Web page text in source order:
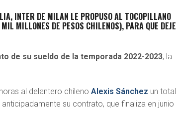
INTER DE MILAN LE PROPUSO AL TOCOPILLANO
MILLONES DE PESOS CHILENOS), PARA QUE DEJE
de su sueldo de la temporada 2022-2023, la
al delantero chilenoAlexis Sánchez un total
su contrato, que finaliza en junio